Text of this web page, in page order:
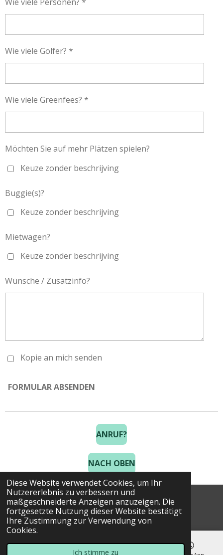
Diese Website verwendet Cookies, um Ihr
Nutzererlebnis zu verbessern und
maßgeschneiderte Anzeigen anzuzeigen. Die
fortgesetzte Nutzung dieser Website bestätigt
Ihre Zustimmung zur Verwendung von
Cookies.
Ich stimme zu
Wie viele Personen? *
Wie viele Golfer? *
Wie viele Greenfees? *
Möchten Sie auf mehr Plätzen spielen?
Keuze zonder beschrijving
Buggie(s)?
Keuze zonder beschrijving
Mietwagen?
Keuze zonder beschrijving
Wünsche / Zusatzinfo?
Kopie an mich senden
FORMULAR ABSENDEN
ANRUF?
NACH OBEN
© 2025 Costa Golf Holidays